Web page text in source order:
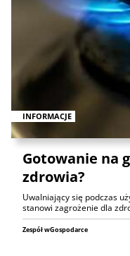
INFORMACJE
Gotowanie na
zdrowia?
Uwalniający się podczas
stanowi zagrożenie dla
Zespół wGospodarce